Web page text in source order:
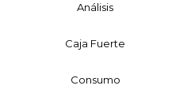
Análisis
Caja Fuerte
Consumo